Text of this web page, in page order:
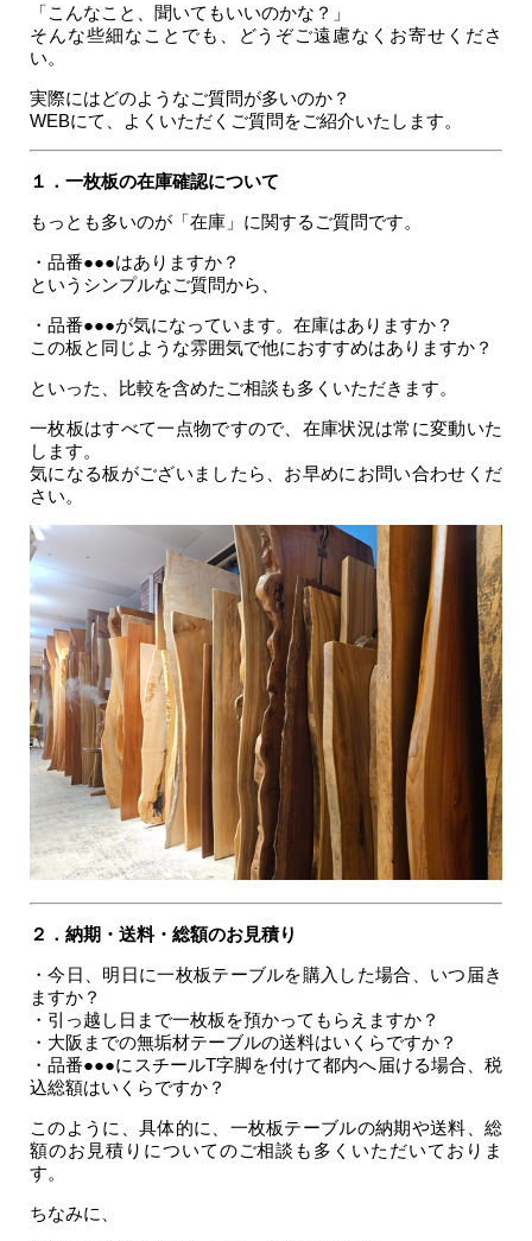
「こんなこと、聞いてもいいのかな？」
そんな些細なことでも、どうぞご遠慮なくお寄せくださ
い。
実際にはどのようなご質問が多いのか？
WEBにて、よくいただくご質問をご紹介いたします。
１．一枚板の在庫確認について
もっとも多いのが「在庫」に関するご質問です。
・品番●●●はありますか？
というシンプルなご質問から、
・品番●●●が気になっています。在庫はありますか？
この板と同じような雰囲気で他におすすめはありますか？
といった、比較を含めたご相談も多くいただきます。
一枚板はすべて一点物ですので、在庫状況は常に変動いた
します。
気になる板がございましたら、お早めにお問い合わせくだ
さい。
２．納期・送料・総額のお見積り
・今日、明日に一枚板テーブルを購入した場合、いつ届き
ますか？
・引っ越し日まで一枚板を預かってもらえますか？
・大阪までの無垢材テーブルの送料はいくらですか？
・品番●●●にスチールT字脚を付けて都内へ届ける場合、税
込総額はいくらですか？
このように、具体的に、一枚板テーブルの納期や送料、総
額のお見積りについてのご相談も多くいただいておりま
す。
ちなみに、